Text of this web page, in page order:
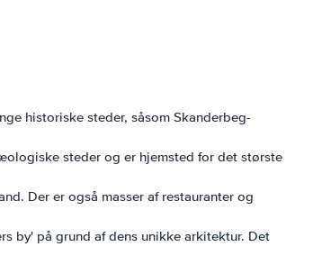
historiske steder, såsom Skanderbeg-
steder og er hjemsted for det største
Der er også masser af restauranter og
by' på grund af dens unikke arkitektur. Det